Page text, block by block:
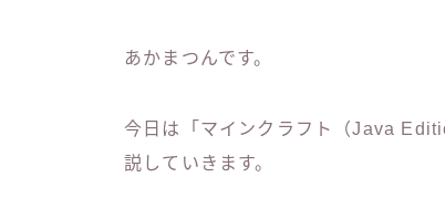
あかまつんです。
今日は「マインクラフト（Java
説していきます。